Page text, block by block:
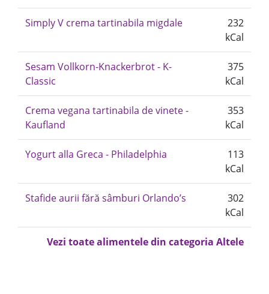
Simply V crema tartinabila migdale
232
kCal
Sesam Vollkorn-Knackerbrot - K-
Classic
375
kCal
Crema vegana tartinabila de vinete -
Kaufland
353
kCal
Yogurt alla Greca - Philadelphia
113
kCal
Stafide aurii fără sâmburi Orlando’s
302
kCal
Vezi toate alimentele din categoria Altele